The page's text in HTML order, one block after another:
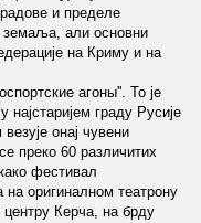
и пределе
али основни
на Криму и на
агоны''. То је
граду Русије
онај чувени
преко 60 различитих
фестивал
оригиналном театрону
центру Керча, на брду